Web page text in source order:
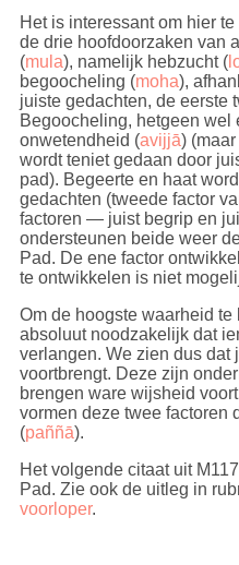
compenseren. En ook
omstandigheden die er
zijn bepalend (zoals een
ontwikkelt aan de hand
zonneschijn etc.). En ook
wilshandelingen en
allesbepalend effect op
(kammabhava). Maar
aan waar we naartoe
te kunnen zeggen door
bepaalde toestand
Dit is zoiets als bij de
hamer waarmee vele
bepalen wanneer en
hoeveelheid slijtage
miljoenste gram) van de
is het niet de bedoeling
begrijpen. Waar het om
belangrijkste kernzaken
wat het kamma proces (
we beter helemaal geen
maken of ophopen (
het nu goed of slecht
De goed geïnstrueerde
begrijpt dat geboorte
verwijzen naar D22
Het is interessant om hier
de drie hoofdoorzaken van
(mula), namelijk hebzucht (
begoocheling (moha),
juiste gedachten, de eerste
Begoocheling, hetgeen wel
onwetendheid (avijjā)
wordt teniet gedaan door
pad). Begeerte en haat
gedachten (tweede factor
factoren — juist begrip en
ondersteunen beide weer
Pad. De ene factor
te ontwikkelen is niet
Om de hoogste waarheid
absoluut noodzakelijk dat
verlangen. We zien dus dat
voortbrengt. Deze zijn
brengen ware wijsheid
vormen deze twee factoren
(paññā).
Het volgende citaat uit
Pad. Zie ook de uitleg in
voorloper.